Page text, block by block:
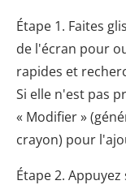
Étape 1. Faites
de l'écran pour
rapides et
Si elle n'est pas
« Modifier »
crayon) pour
Étape 2.